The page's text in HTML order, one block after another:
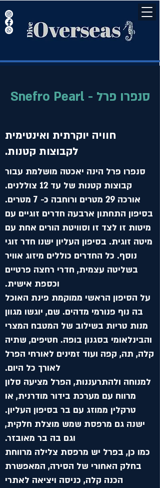
Snefro Pearl - סנפרו פרל
חוויה יוקרתית ואינטימית
לקבוצות קטנות.
סנפרו פרל הינה יאכטה מושלמת עבור
קבוצות קטנות של עד 12 צוללנים.
אורכה 29 מטרים ורוחבה כ- 7 מטרים.
בסיפון התחתון ארבעה חדרים זוגיים עם
מיטות זו לצד זו וסוויטת הורים אחת עם
מיטה זוגית. בסיפון העליון ישנו חדר זוגי
נוסף. כל החדרים כוללים מיזוג אוויר
בשליטה עצמית, חדרי רחצה פרטיים
וכספת אישית.
על הסיפון הראשי ממוקמת פינת האוכל
בה נוף פנורמי מדהים. שם, יוגשו מגוון
מנות טריות בשילוב של המטבח המצרי
והבינלאומי בסגנון בופה. חטיפים, שתיה
קלה, תה, קפה ועוד זמינים לאורחי הפרל
לאורך כל היום.
למנוחה ולהתרעננות, הפרל מציעה סלון
מרווח עם מערכת בידור מודרנית, או
טרקלין ממוזג עם בר בסיפון העליון.
ישנה גם מרפסת שמש מוצלת חלקית,
וגם בה בר מאובזר.
כמו כן, בפרל יש מרפסת צלילה מרווחת
בחלק האחורי של הסירה, המאפשרת
הכנה קלה, כניסה ויציאה לאתרי